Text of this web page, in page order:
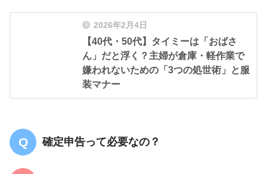
2026年2月4日
【40代・50代】タイミーは「おばさ
ん」だと浮く？主婦が倉庫・軽作業で
嫌われないための「3つの処世術」と服
装マナー
確定申告って必要なの？